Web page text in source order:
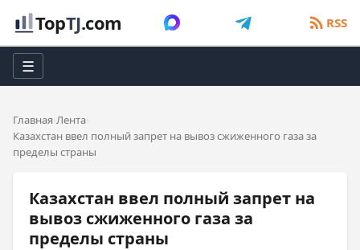
TopTJ.com RSS
☰
Главная Лента
Казахстан ввел полный запрет на вывоз сжиженного газа за
пределы страны
Казахстан ввел полный запрет на
вывоз сжиженного газа за
пределы страны